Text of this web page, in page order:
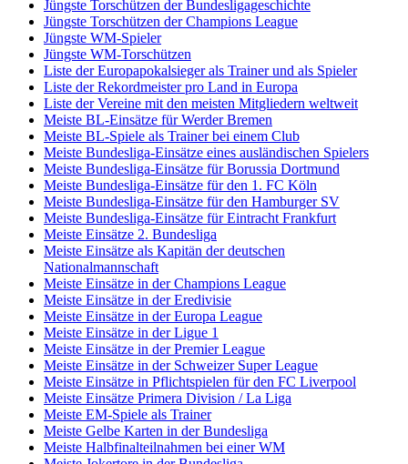
Jüngste Torschützen der Bundesligageschichte
Jüngste Torschützen der Champions League
Jüngste WM-Spieler
Jüngste WM-Torschützen
Liste der Europapokalsieger als Trainer und als Spieler
Liste der Rekordmeister pro Land in Europa
Liste der Vereine mit den meisten Mitgliedern weltweit
Meiste BL-Einsätze für Werder Bremen
Meiste BL-Spiele als Trainer bei einem Club
Meiste Bundesliga-Einsätze eines ausländischen Spielers
Meiste Bundesliga-Einsätze für Borussia Dortmund
Meiste Bundesliga-Einsätze für den 1. FC Köln
Meiste Bundesliga-Einsätze für den Hamburger SV
Meiste Bundesliga-Einsätze für Eintracht Frankfurt
Meiste Einsätze 2. Bundesliga
Meiste Einsätze als Kapitän der deutschen
Nationalmannschaft
Meiste Einsätze in der Champions League
Meiste Einsätze in der Eredivisie
Meiste Einsätze in der Europa League
Meiste Einsätze in der Ligue 1
Meiste Einsätze in der Premier League
Meiste Einsätze in der Schweizer Super League
Meiste Einsätze in Pflichtspielen für den FC Liverpool
Meiste Einsätze Primera Division / La Liga
Meiste EM-Spiele als Trainer
Meiste Gelbe Karten in der Bundesliga
Meiste Halbfinalteilnahmen bei einer WM